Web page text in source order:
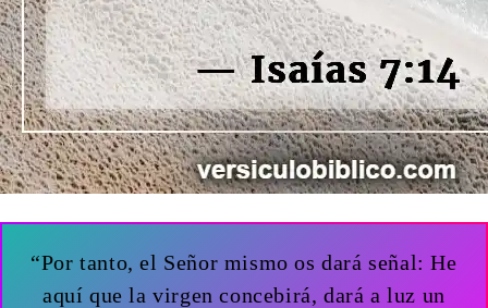
“Por tanto, el Señor mismo os dará señal: He
aquí que la virgen concebirá, dará a luz un